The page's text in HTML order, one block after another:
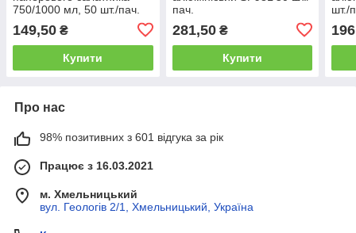
750/1000 мл, 50 шт./пач.
149,50 ₴
Купити
пач.
281,50₴
Купити
шт./
196
Про нас
98% позитивних з 601 відгука за рік
Працює з 16.03.2021
м. Хмельницький
вул. Геологів 2/1, Хмельницький, Україна